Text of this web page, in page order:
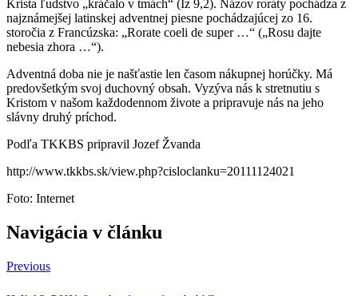
Krista ľudstvo „kráčalo v tmách“ (Iz 9,2). Názov roráty pochádza z
najznámejšej latinskej adventnej piesne pochádzajúcej zo 16.
storočia z Francúzska: „Rorate coeli de super …“ („Rosu dajte
nebesia zhora …“).
Adventná doba nie je našťastie len časom nákupnej horúčky. Má
predovšetkým svoj duchovný obsah. Vyzýva nás k stretnutiu s
Kristom v našom každodennom živote a pripravuje nás na jeho
slávny druhý príchod.
Podľa TKKBS pripravil Jozef Žvanda
http://www.tkkbs.sk/view.php?cisloclanku=20111124021
Foto: Internet
Navigácia v článku
Previous